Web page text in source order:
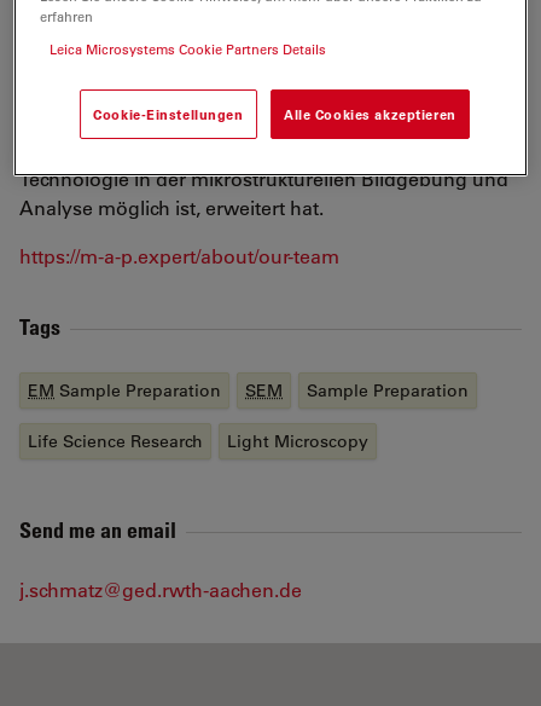
innerhalb des MaP über die geologischen
Anwendungen dieser Technologien hinaus auf die
Material- und Biowissenschaften ausgeweitet, indem
Technologie in der mikrostrukturellen Bildgebung und
Analyse möglich ist, erweitert hat.
https://m-a-p.expert/about/our-team
Tags
EM Sample Preparation SEM Sample Preparation
Life Science Research Light Microscopy
Send me an email
j.schmatz@ged.rwth-aachen.de
erfahren
Leica Microsystems Cookie Partners Details
Cookie-Einstellungen Alle Cookies akzeptieren